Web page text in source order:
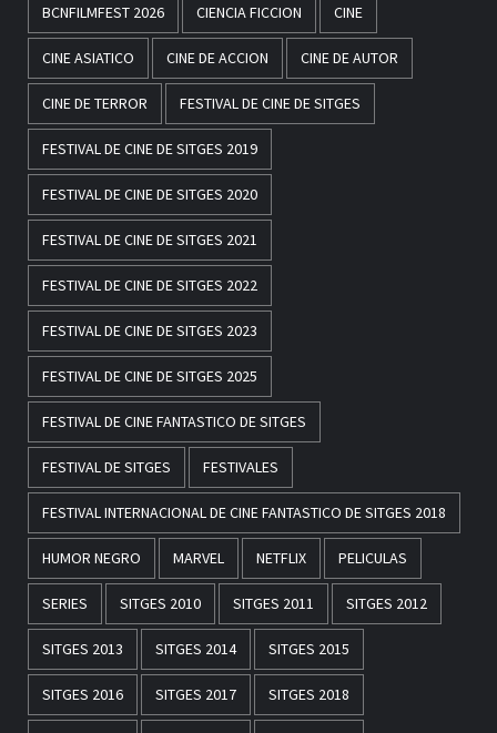
BCNFILMFEST 2026 CIENCIA FICCION CINE
CINE ASIATICO CINE DE ACCION CINE DE AUTOR
CINE DE TERROR FESTIVAL DE CINE DE SITGES
FESTIVAL DE CINE DE SITGES 2019
FESTIVAL DE CINE DE SITGES 2020
FESTIVAL DE CINE DE SITGES 2021
FESTIVAL DE CINE DE SITGES 2022
FESTIVAL DE CINE DE SITGES 2023
FESTIVAL DE CINE DE SITGES 2025
FESTIVAL DE CINE FANTASTICO DE SITGES
FESTIVAL DE SITGES FESTIVALES
FESTIVAL INTERNACIONAL DE CINE FANTASTICO DE SITGES 2018
HUMOR NEGRO MARVEL NETFLIX PELICULAS
SERIES SITGES 2010 SITGES 2011 SITGES 2012
SITGES 2013 SITGES 2014 SITGES 2015
SITGES 2016 SITGES 2017 SITGES 2018